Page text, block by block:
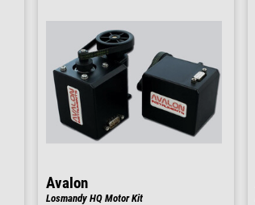
Avalon
Losmandy HQ Motor Kit